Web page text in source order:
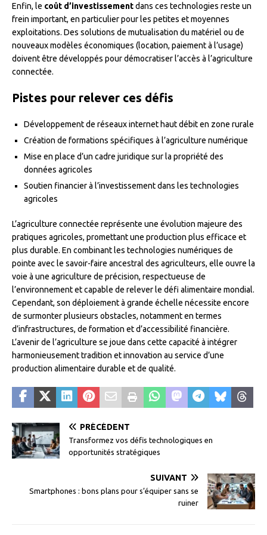
Enfin, le coût d’investissementdans ces technologies reste un
frein important, en particulier pour les petites et moyennes
exploitations. Des solutions de mutualisation du matériel ou de
nouveaux modèles économiques (location, paiement à l’usage)
doivent être développés pour démocratiser l’accès à l’agriculture
connectée.
Pistes pour relever ces défis
Développement de réseaux internet haut débit en zone rurale
Création de formations spécifiques à l’agriculture numérique
Mise en place d’un cadre juridique sur la propriété des
données agricoles
Soutien financier à l’investissement dans les technologies
agricoles
L’agriculture connectée représente une évolution majeure des
pratiques agricoles, promettant une production plus efficace et
plus durable. En combinant les technologies numériques de
pointe avec le savoir-faire ancestral des agriculteurs, elle ouvre la
voie à une agriculture de précision, respectueuse de
l’environnement et capable de relever le défi alimentaire mondial.
Cependant, son déploiement à grande échelle nécessite encore
de surmonter plusieurs obstacles, notamment en termes
d’infrastructures, de formation et d’accessibilité financière.
L’avenir de l’agriculture se joue dans cette capacité à intégrer
harmonieusement tradition et innovation au service d’une
production alimentaire durable et de qualité.
PRÉCÉDENT
Transformez vos défis technologiques en
opportunités stratégiques
SUIVANT
Smartphones : bons plans pour s’équiper sans se
ruiner